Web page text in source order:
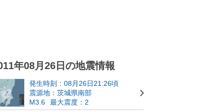
年08月26日の地震情報
発生時刻：08月26日21:26頃
震源地：茨城県南部
M3.6
最大震度：2